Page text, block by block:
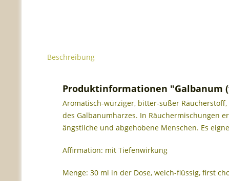
Beschreibung
Produktinformationen "Galbanum
Aromatisch-würziger, bitter-süßer
des Galbanumharzes. In Räuchermischungen
ängstliche und abgehobene Menschen. Es
Affirmation: mit Tiefenwirkung
Menge: 30 ml in der Dose, weich-flüssig, first